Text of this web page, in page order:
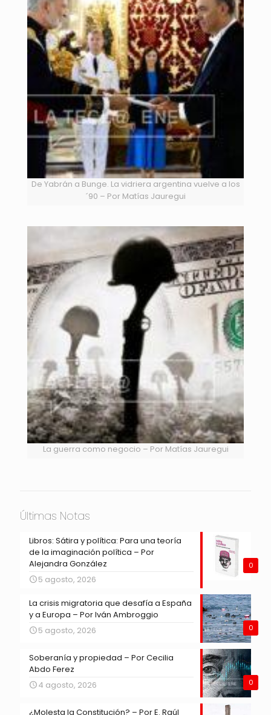
De Yabrán a Bunge. La vidriera argentina vuelve a los
´90 – Por Matías Jauregui
La guerra como negocio – Por Matías Jauregui
Últimas Notas
0
Libros: Sátira y política: Para una teoría
de la imaginación política – Por
Alejandra González
5 agosto, 2026
0
La crisis migratoria que desafía a España
y a Europa – Por Iván Ambroggio
5 agosto, 2026
0
Soberanía y propiedad – Por Cecilia
Abdo Ferez
4 agosto, 2026
¿Molesta la Constitución? – Por E. Raúl